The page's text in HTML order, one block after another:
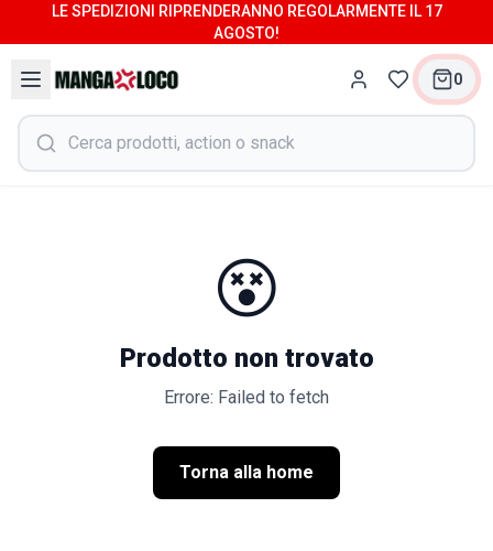
LE SPEDIZIONI RIPRENDERANNO REGOLARMENTE IL 17
AGOSTO!
0
😵
Prodotto non trovato
Errore: Failed to fetch
Torna alla home